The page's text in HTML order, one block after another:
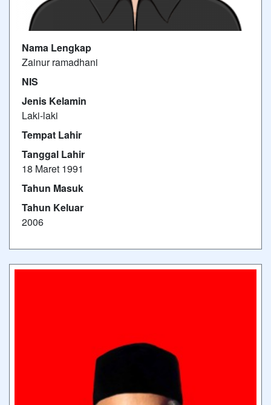
Nama Lengkap
Zainur ramadhani
NIS
Jenis Kelamin
Laki-laki
Tempat Lahir
Tanggal Lahir
18 Maret 1991
Tahun Masuk
Tahun Keluar
2006